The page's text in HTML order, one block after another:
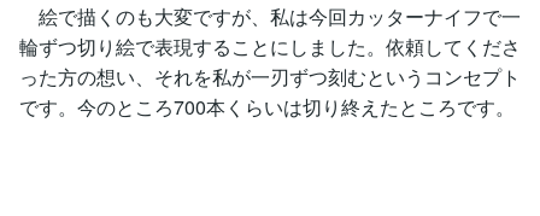
絵で描くのも大変ですが、私は今回カッターナイフで一
輪ずつ切り絵で表現することにしました。依頼してくださ
った方の想い、それを私が一刃ずつ刻むというコンセプト
です。今のところ700本くらいは切り終えたところです。